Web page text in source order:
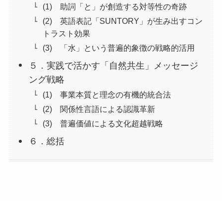
(1) 助詞「と」が創造する対等性の奇跡
(2) 英語表記「SUNTORY」が生み出すコン
トラスト効果
(3) 「水」という普遍的象徴の戦略的活用
５．実践で活かす「自然共生」メッセージ
ング戦略
(1) 事業本質と理念の有機的統合法
(2) 関係性言語による認識革新
(3) 普遍価値による文化超越戦略
６．総括